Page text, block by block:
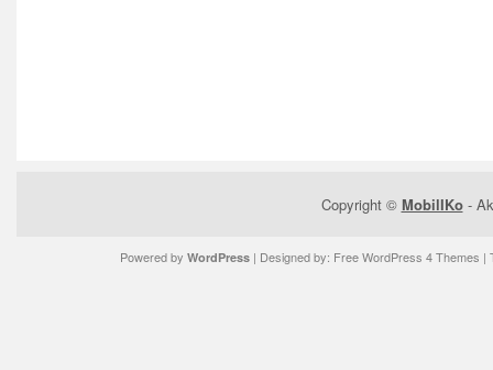
Copyright © MobilIKo-
Powered by WordPress| Designed by: Free WordPress 4 Themes |